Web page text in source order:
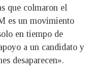
que colmaron el
es un movimiento
en tiempo de
a un candidato y
desaparecen».